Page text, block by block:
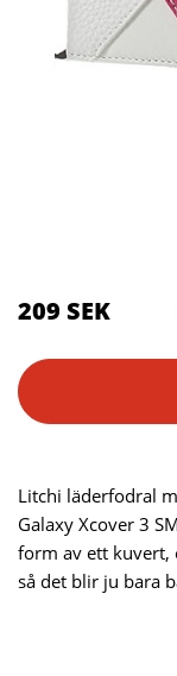
209 SEK
Litchi läderfodral
Galaxy Xcover 3
form av ett kuvert,
så det blir ju bara